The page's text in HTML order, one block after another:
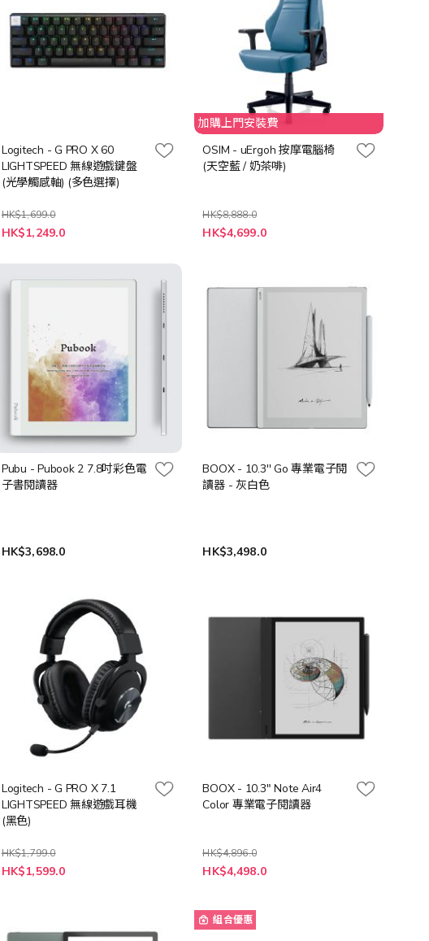
Logitech - G PRO X 60
LIGHTSPEED 無線遊戲鍵盤
(光學觸感軸) (多色選擇)
HK$1,699.0
HK$1,249.0
加購上門安裝費
OSIM - uErgoh 按摩電腦椅
(天空藍 / 奶茶啡)
HK$8,888.0
HK$4,699.0
Pubu - Pubook 2 7.8吋彩色電
子書閱讀器
HK$3,698.0
BOOX - 10.3'' Go 專業電子閱
讀器 - 灰白色
HK$3,498.0
Logitech - G PRO X 7.1
LIGHTSPEED 無線遊戲耳機
(黑色)
HK$1,799.0
特
殊
HK$1,599.0
BOOX - 10.3" Note Air4
Color 專業電子閱讀器
HK$4,896.0
特
殊
HK$4,498.0
組合優惠